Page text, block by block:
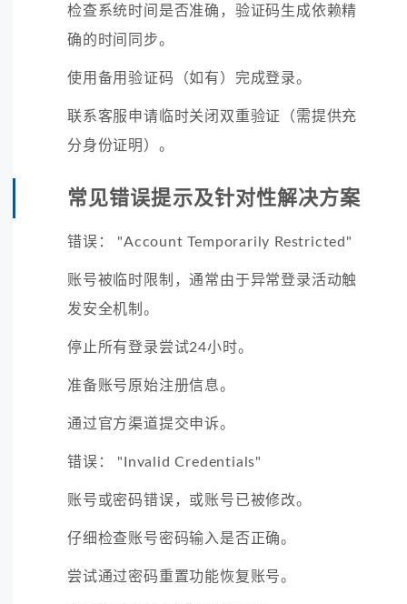
检查系统时间是否准确，验证码生成依赖精
确的时间同步。
使用 备用验证码（如有）完成登录。
联系客服申请临时关闭双重验证（需提供充
分身份证明）。
常见错误提示及针对性解决方案
错误： "Account Temporarily Restricted"
账号被临时限制，通常由于异常登录活动触
发安全机制。
停止所有登录尝试24小时。
准备账号原始注册信息。
通过官方渠道提交申诉。
错误： "Invalid Credentials"
账号或密码错误，或账号已被修改。
仔细检查账号密码输入是否正确。
尝试通过密码重置功能恢复账号。